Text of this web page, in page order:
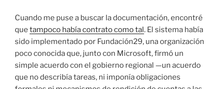
Cuando me puse a buscar la documentación, encontré
que tampoco había contrato como tal. El sistema había
sido implementado por Fundación29, una organización
poco conocida que, junto con Microsoft, firmó un
simple acuerdo con el gobierno regional —un acuerdo
que no describía tareas, ni imponía obligaciones